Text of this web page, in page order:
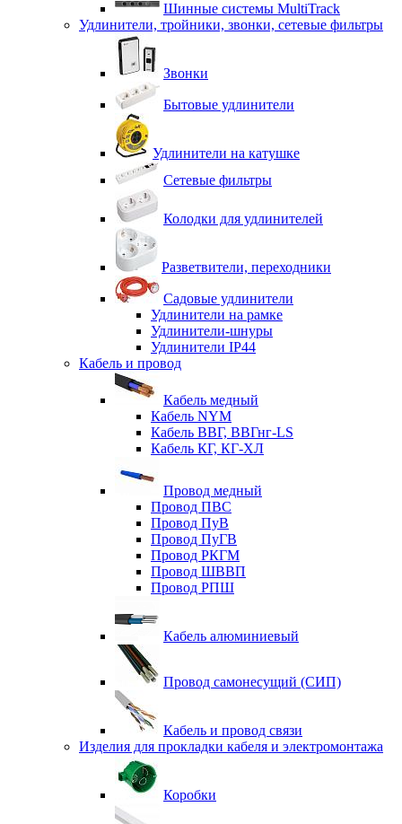
Шинные системы MultiTrack
Удлинители, тройники, звонки, сетевые фильтры
Звонки
Бытовые удлинители
Удлинители на катушке
Сетевые фильтры
Колодки для удлинителей
Разветвители, переходники
Садовые удлинители
Удлинители на рамке
Удлинители-шнуры
Удлинители IP44
Кабель и провод
Кабель медный
Кабель NYM
Кабель ВВГ, ВВГнг-LS
Кабель КГ, КГ-ХЛ
Провод медный
Провод ПВС
Провод ПуВ
Провод ПуГВ
Провод РКГМ
Провод ШВВП
Провод РПШ
Кабель алюминиевый
Провод самонесущий (СИП)
Кабель и провод связи
Изделия для прокладки кабеля и электромонтажа
Коробки